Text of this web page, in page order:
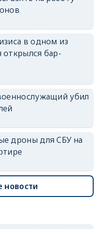
в одном из
открылся бар-
убил
дроны для СБУ на
новости